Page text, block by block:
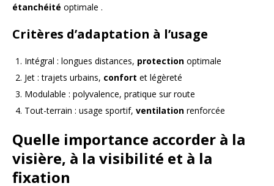
étanchéité optimale .
Critères d’adaptation à l’usage
Intégral : longues distances, protection optimale
Jet : trajets urbains, confort et légèreté
Modulable : polyvalence, pratique sur route
Tout-terrain : usage sportif, ventilation renforcée
Quelle importance accorder à la
visière, à la visibilité et à la
fixation